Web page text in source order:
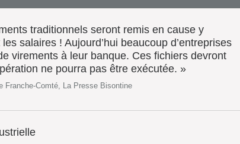
traditionnels seront remis en cause y
salaires ! Aujourd’hui beaucoup d’entreprises
virements à leur banque. Ces fichiers devront
ne pourra pas être exécutée. »
Franche-Comté, La Presse Bisontine